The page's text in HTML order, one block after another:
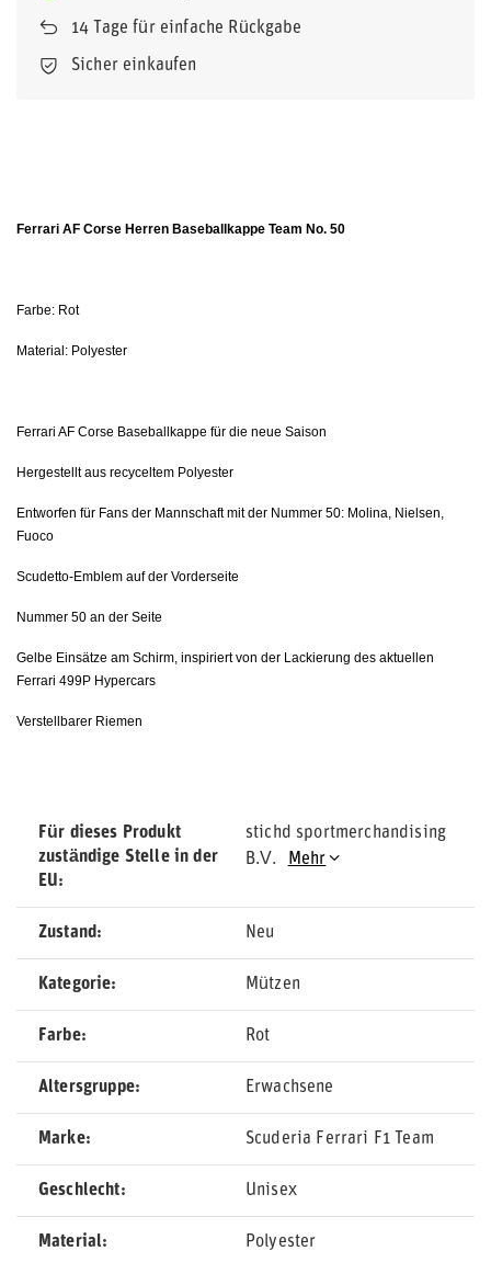
14 Tage für einfache Rückgabe
Sicher einkaufen
Ferrari AF Corse Herren Baseballkappe Team No. 50
Farbe: Rot
Material: Polyester
Ferrari AF Corse Baseballkappe für die neue Saison
Hergestellt aus recyceltem Polyester
Entworfen für Fans der Mannschaft mit der Nummer 50: Molina, Nielsen,
Fuoco
Scudetto-Emblem auf der Vorderseite
Nummer 50 an der Seite
Gelbe Einsätze am Schirm, inspiriert von der Lackierung des aktuellen
Ferrari 499P Hypercars
Verstellbarer Riemen
Für dieses Produkt
zuständige Stelle in der
EU
stichd sportmerchandising
B.V.
Mehr
Zustand Neu
Kategorie Mützen
Farbe Rot
Altersgruppe Erwachsene
Marke Scuderia Ferrari F1 Team
Geschlecht Unisex
Material Polyester